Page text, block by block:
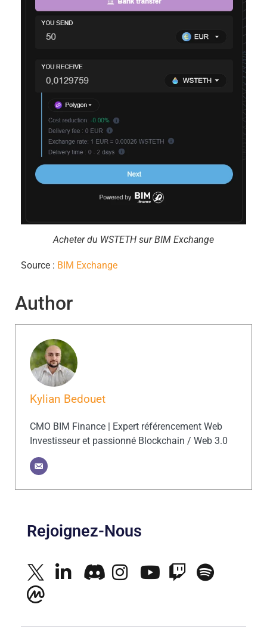
Acheter du WSTETH sur BIM Exchange
Source : BIM Exchange
Author
Kylian Bedouet
CMO BIM Finance | Expert référencement Web
Investisseur et passionné Blockchain / Web 3.0
Rejoignez-Nous